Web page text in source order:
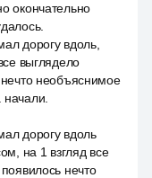
окончательно
дорогу вдоль,
выглядело
необъяснимое
дорогу вдоль
на 1 взгляд все
нечто